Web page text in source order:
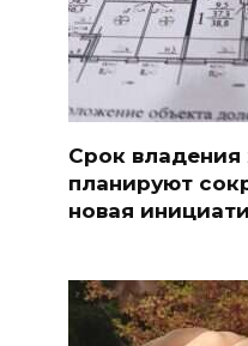
Срок
планируют
новая